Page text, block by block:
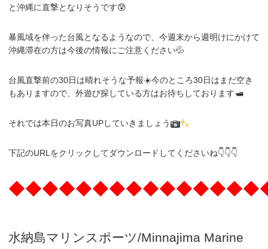
と沖縄に直撃となりそうです😰
暴風域を伴った台風となるようなので、今週末から週明けにかけて
沖縄滞在の方は今後の情報にご注意ください💦
台風直撃前の30日は晴れそうな予報☀️今のところ30日はまだ空き
もありますので、外遊び探している方はお待ちしております🛥️
それでは本日のお写真UPしていきましょう
下記のURLをクリックしてダウンロードしてくださいね👇👇👇
水納島マリンスポーツ/Minnajima Marine